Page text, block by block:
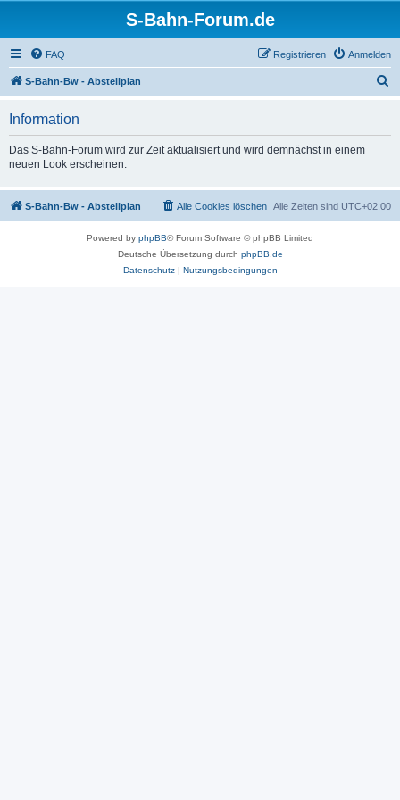
S-Bahn-Forum.de
FAQ Anmelden
Registrieren
S-Bahn-Bw - Abstellplan
Information
Das S-Bahn-Forum wird zur Zeit aktualisiert und wird demnächst in einem
neuen Look erscheinen.
S-Bahn-Bw - Abstellplan Alle Zeiten sind UTC+02:00
Alle Cookies löschen
Powered by phpBB® Forum Software © phpBB Limited
Deutsche Übersetzung durch phpBB.de
Datenschutz| Nutzungsbedingungen